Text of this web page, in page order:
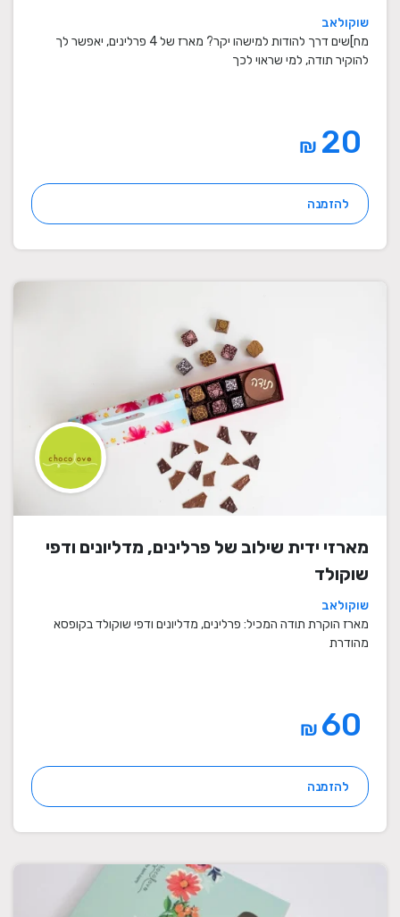
שוקולאב
מח]שים דרך להודות למישהו יקר? מארז של 4 פרלינים, יאפשר לך
להוקיר תודה, למי שראוי לכך
₪
להזמנה
מארזי ידית שילוב של פרלינים, מדליונים ודפי
שוקולד
שוקולאב
מארז הוקרת תודה המכיל: פרלינים, מדליונים ודפי שוקולד בקופסא
מהודרת
₪
להזמנה